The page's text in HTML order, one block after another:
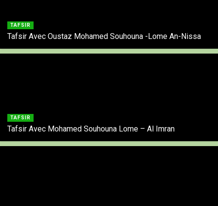
TAFSIR
Tafsir Avec Oustaz Mohamed Souhouna -Lome An-Nissa
TAFSIR
Tafsir Avec Mohamed Souhouna Lome – Al Imran